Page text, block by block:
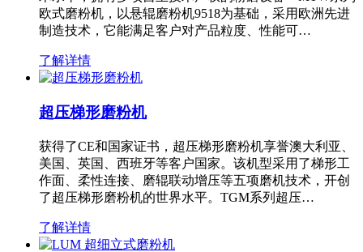
欧式磨粉机，以悬辊磨粉机9518为基础，采用欧洲先进
制造技术，它能满足客户对产品粒度、性能可…
了解详情
超压梯形磨粉机
获得了CE和国家证书，超压梯形磨粉机享誉澳大利亚、
美国、英国、西班牙等客户国家。该机型采用了梯形工
作面、柔性连接、磨辊联动增压等五项磨机技术，开创
了超压梯形磨粉机的世界水平。TGM系列超压…
了解详情